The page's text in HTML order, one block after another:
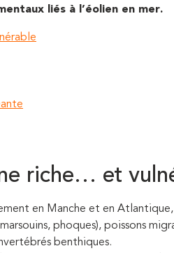
liés à l’éolien en mer.
riche… et
en Manche et en
phoques), poissons
benthiques.